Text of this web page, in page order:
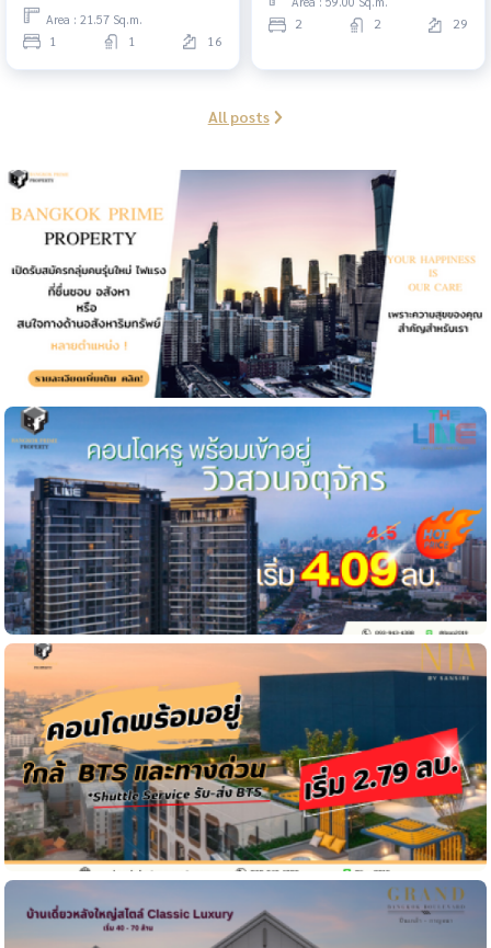
Area : 21.57 Sq.m.
1 1 16
2 2 29
All posts